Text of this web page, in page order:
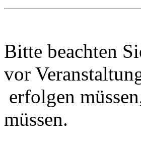
Bitte beachten
vor
erfolgen
müssen.